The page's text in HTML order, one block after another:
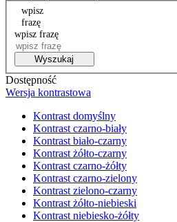
wpisz
frazę
wpisz frazę
Wyszukaj
Dostępność
Wersja kontrastowa
Kontrast domyślny
Kontrast czarno-biały
Kontrast biało-czarny
Kontrast żółto-czarny
Kontrast czarno-żółty
Kontrast czarno-zielony
Kontrast zielono-czarny
Kontrast żółto-niebieski
Kontrast niebiesko-żółty